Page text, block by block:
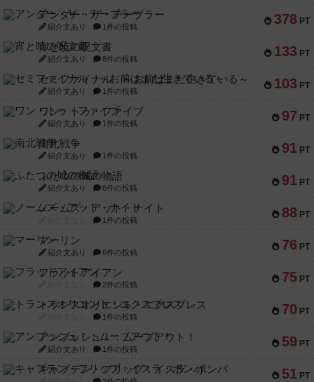
378 PT
アンダー・ザ・テーブラー
紹介文あり 1件の投稿
133 PT
宵と暁の呪文書
紹介文あり 8件の投稿
103 PT
セミファイナル ～お前はまだ生きている～
紹介文あり 1件の投稿
97 PT
ワン・トゥ・ファイブ
紹介文あり 1件の投稿
91 PT
南北戦争
紹介文あり 1件の投稿
91 PT
ふたつの城の物語
紹介文あり 6件の投稿
88 PT
ノームズ・アット・ナイト
1件の投稿
76 PT
マーリン
紹介文あり 6件の投稿
75 PT
フラットアイアン
2件の投稿
70 PT
トランスオリエント・エクスプレス
1件の投稿
59 PT
アンブッシュ！：ムーブアウト！
紹介文あり 1件の投稿
51 PT
キャプテン・フリップ：イスラ・ボンバ